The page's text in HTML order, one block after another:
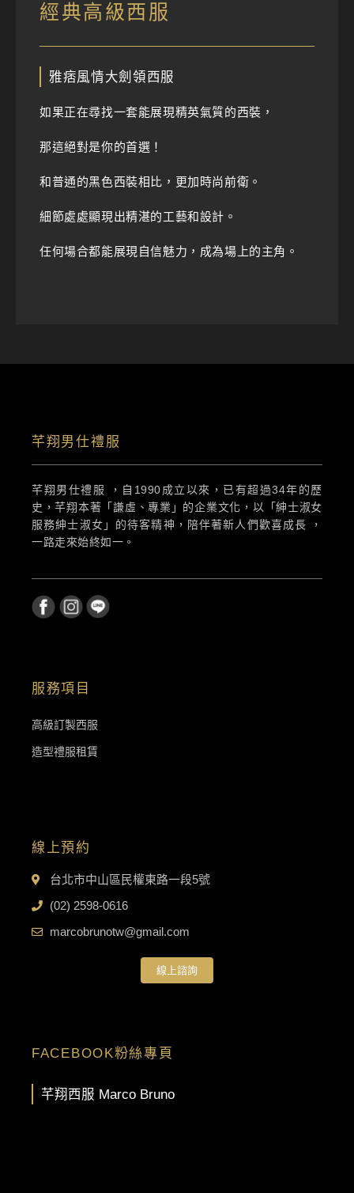
經典高級西服
雅痞風情大劍領西服
如果正在尋找一套能展現精英氣質的西裝，
那這絕對是你的首選！
和普通的黑色西裝相比，更加時尚前衛。
細節處處顯現出精湛的工藝和設計。
任何場合都能展現自信魅力，成為場上的主角。
芊翔男仕禮服
芊翔男仕禮服 ，自1990成立以來，已有超過34年的歷
史，芊翔本著「謙虛、專業」的企業文化，以「紳士淑女
服務紳士淑女」的待客精神，陪伴著新人們歡喜成長 ，
一路走來始終如一。
服務項目
高級訂製西服
造型禮服租賃
線上預約
台北市中山區民權東路一段5號
(02) 2598-0616
marcobrunotw@gmail.com
線上諮詢
FACEBOOK粉絲專頁
芊翔西服 Marco Bruno